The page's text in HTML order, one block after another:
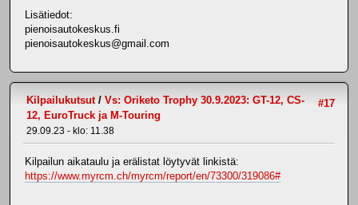
Lisätiedot:
pienoisautokeskus.fi
pienoisautokeskus@gmail.com
#17
Kilpailukutsut/ Vs: Oriketo Trophy 30.9.2023: GT-12, CS-
12, EuroTruck ja M-Touring
29.09.23 - klo: 11.38
Kilpailun aikataulu ja erälistat löytyvät linkistä:
https://www.myrcm.ch/myrcm/report/en/73300/319086#